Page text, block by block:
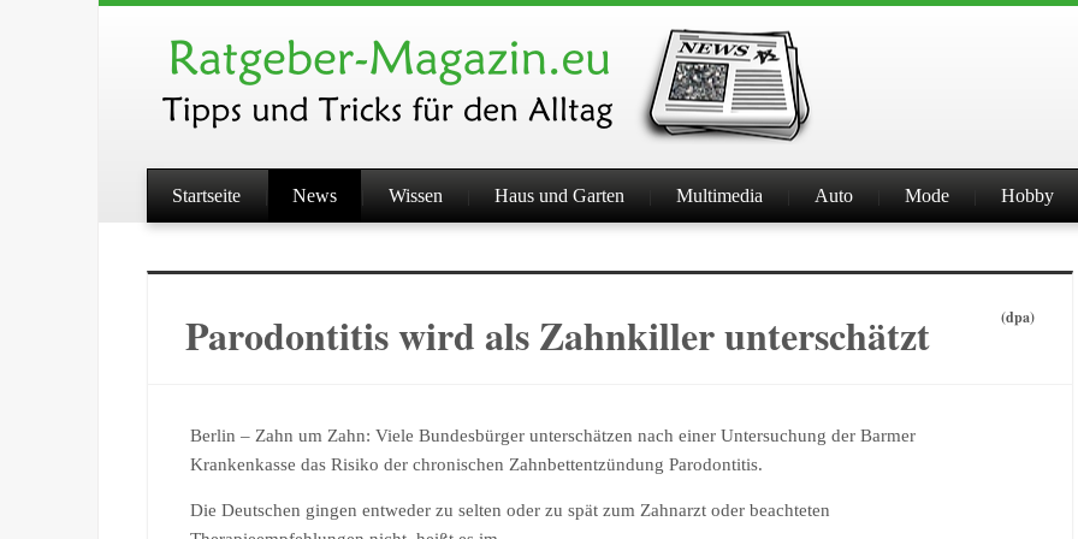
Startseite News Wissen Haus und Garten Multimedia Auto Mode Hobby
Parodontitis wird als Zahnkiller unterschätzt (dpa)
Berlin – Zahn um Zahn: Viele Bundesbürger unterschätzen nach einer Untersuchung der Barmer
Krankenkasse das Risiko der chronischen Zahnbettentzündung Parodontitis.
Die Deutschen gingen entweder zu selten oder zu spät zum Zahnarzt oder beachteten